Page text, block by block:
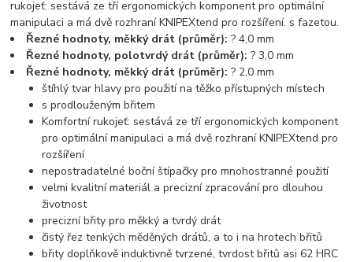
rukojeť: sestává ze tří ergonomických komponent pro optimální
manipulaci a má dvě rozhraní KNIPEXtend pro rozšíření. s fazetou.
Řezné hodnoty, měkký drát (průměr):? 4,0 mm
Řezné hodnoty, polotvrdý drát (průměr):? 3,0 mm
Řezné hodnoty, měkký drát (průměr):? 2,0 mm
štíhlý tvar hlavy pro použití na těžko přístupných místech
s prodlouženým břitem
Komfortní rukojeť: sestává ze tří ergonomických komponent
pro optimální manipulaci a má dvě rozhraní KNIPEXtend pro
rozšíření
nepostradatelné boční štípačky pro mnohostranné použití
velmi kvalitní materiál a precizní zpracování pro dlouhou
životnost
precizní břity pro měkký a tvrdý drát
čistý řez tenkých měděných drátů, a to i na hrotech břitů
břity doplňkově induktivně tvrzené, tvrdost břitů asi 62 HRC